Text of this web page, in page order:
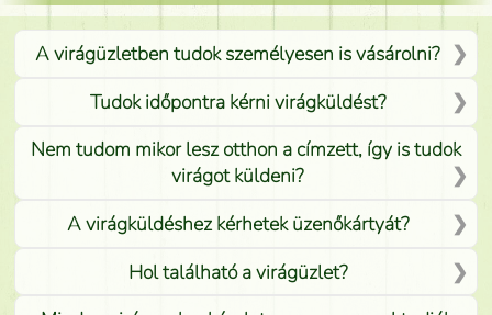
A virágüzletben tudok személyesen is vásárolni?
Tudok időpontra kérni virágküldést?
Nem tudom mikor lesz otthon a címzett, így is tudok
virágot küldeni?
A virágküldéshez kérhetek üzenőkártyát?
Hol található a virágüzlet?